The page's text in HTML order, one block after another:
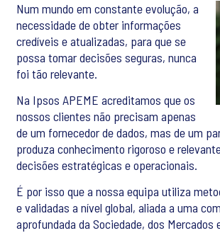
Num mundo em constante evolução, a
necessidade de obter informações
credíveis e atualizadas, para que se
possa tomar decisões seguras, nunca
foi tão relevante.
Na Ipsos APEME acreditamos que os
nossos clientes não precisam apenas
de um fornecedor de dados, mas de um
produza conhecimento rigoroso e
decisões estratégicas e operacionais.
É por isso que a nossa equipa utiliza
e validadas a nível global, aliada a uma
aprofundada da Sociedade, dos Mercados